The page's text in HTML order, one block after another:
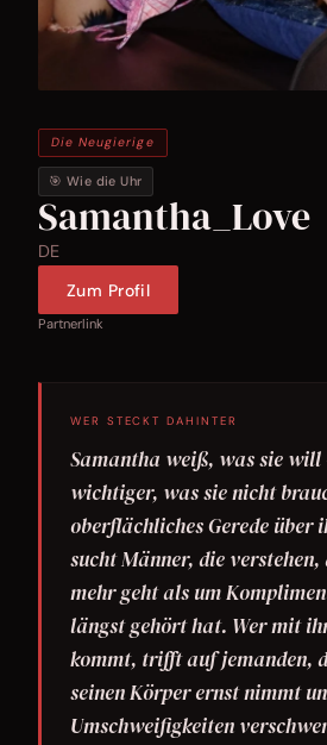
Die Neugierige
🎯 Wie die Uhr
Samantha_Love
DE
Zum Profil
Partnerlink
WER STECKT DAHINTER
Samantha weiß, was sie will
wichtiger, was sie nicht
oberflächliches Gerede über
sucht Männer, die verstehen,
mehr geht als um
längst gehört hat. Wer mit
kommt, trifft auf jemanden,
seinen Körper ernst nimmt
Umschweifigkeiten